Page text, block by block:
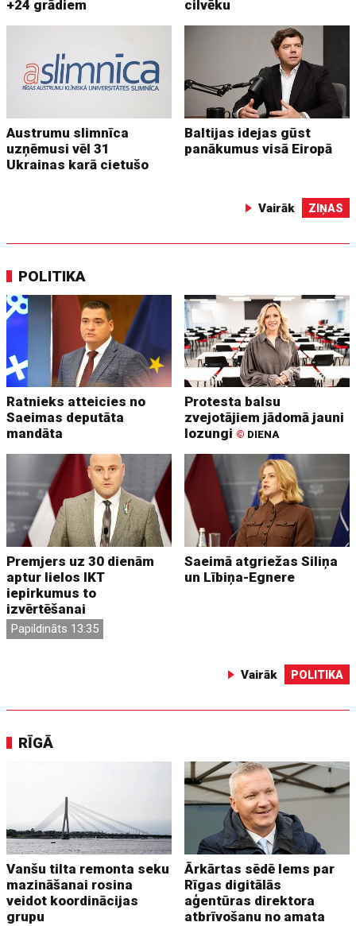
+24 grādiem cilvēku
Austrumu slimnīca
uzņēmusi vēl 31
Ukrainas karā cietušo
Baltijas idejas gūst
panākumus visā Eiropā
Vairāk ZIŅAS
POLITIKA
Ratnieks atteicies no
Saeimas deputāta
mandāta
Protesta balsu
zvejotājiem jādomā jauni
lozungi © DIENA
Premjers uz 30 dienām
aptur lielos IKT
iepirkumus to
izvērtēšanai
Papildināts 13:35
Saeimā atgriežas Siliņa
un Lībiņa-Egnere
Vairāk POLITIKA
RĪGĀ
Vanšu tilta remonta seku
mazināšanai rosina
veidot koordinācijas
grupu
Ārkārtas sēdē lems par
Rīgas digitālās
aģentūras direktora
atbrīvošanu no amata